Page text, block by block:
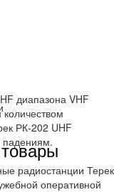
диапазона VHF
РК-202 UHF
падениям.
радиостанции Терек
оперативной